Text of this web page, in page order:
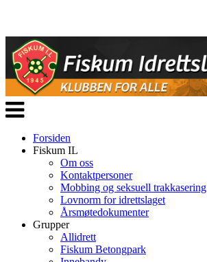
Veksle
navigasjon
Forsiden
Fiskum IL
Om oss
Kontaktpersoner
Mobbing og seksuell trakkasering
Lovnorm for idrettslaget
Årsmøtedokumenter
Grupper
Allidrett
Fiskum Betongpark